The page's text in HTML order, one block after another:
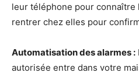
leur téléphone pour
rentrer chez elles pour
Automatisation des alarmes :
autorisée entre dans votre